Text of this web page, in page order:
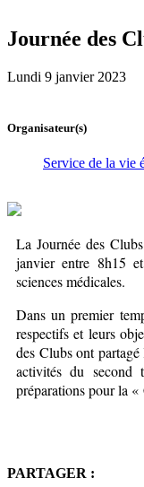
Journée des
Lundi 9 janvier 2023
Organisateur(s)
Service de la vie
La Journée des
janvier entre 8h15
sciences médicales.
Dans un premier
respectifs et leurs
des Clubs ont
activités du second
préparations pour la
PARTAGER :